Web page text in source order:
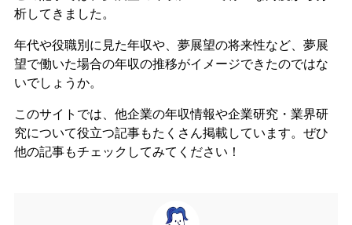
析してきました。
年代や役職別に見た年収や、夢展望の将来性など、夢展
望で働いた場合の年収の推移がイメージできたのではな
いでしょうか。
このサイトでは、他企業の年収情報や企業研究・業界研
究について役立つ記事もたくさん掲載しています。ぜひ
他の記事もチェックしてみてください！